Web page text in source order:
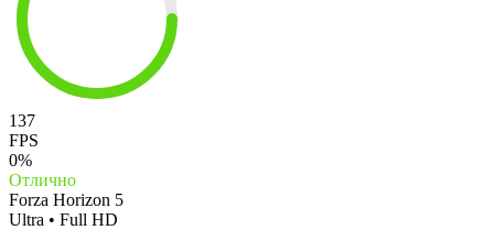
137
FPS
0%
Отлично
Forza Horizon 5
Ultra • Full HD